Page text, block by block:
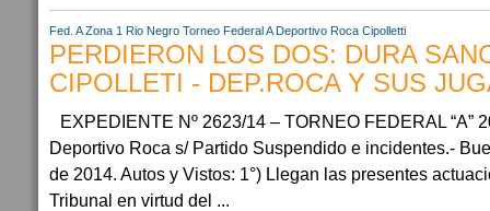
Fed. A Zona 1 Rio Negro Torneo Federal A Deportivo Roca Cipolletti
PERDIERON LOS DOS: DURA
CIPOLLETI - DEP.ROCA Y SUS
EXPEDIENTE Nº 2623/14 – TORNEO FEDERAL “A”
Deportivo Roca s/ Partido Suspendido e incidentes.-
de 2014. Autos y Vistos: 1°) Llegan las presentes
Tribunal en virtud del ...